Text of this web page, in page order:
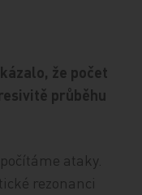
že počet
průběhu
ataky.
rezonanci